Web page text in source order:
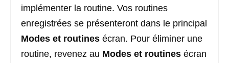
implémenter la routine. Vos routines
enregistrées se présenteront dans le principal
Modes et routines écran. Pour éliminer une
routine, revenez au Modes et routines écran